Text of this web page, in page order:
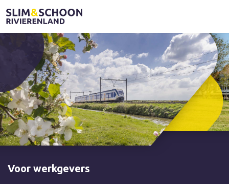
Voor werkgevers